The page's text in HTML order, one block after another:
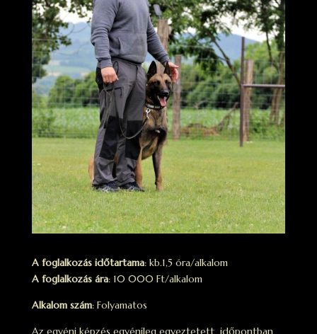
A foglalkozás időtartama: kb.1,5 óra/alkalom
A foglalkozás ára: 10 000 Ft/alkalom
Alkalom szám: Folyamatos